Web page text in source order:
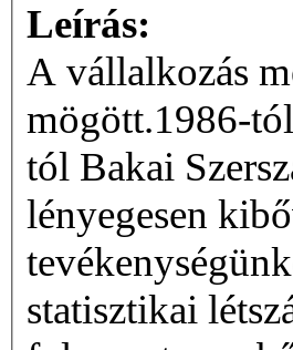
Leírás:
A vállalkozás
mögött.1986-
tól Bakai
lényegesen
statisztikai